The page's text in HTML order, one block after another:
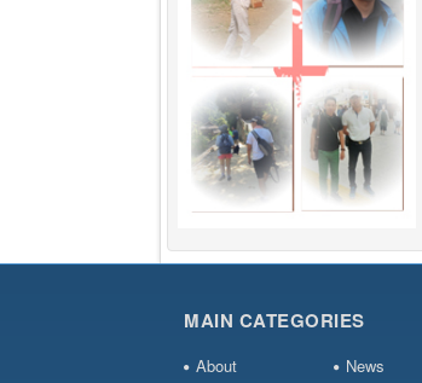
MAIN CATEGORIES
About
News